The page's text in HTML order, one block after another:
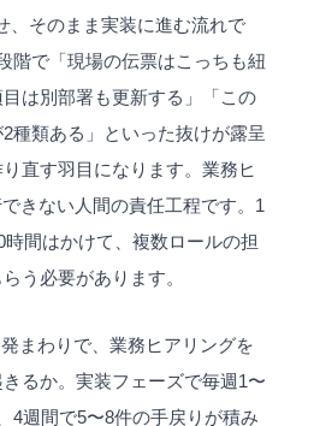
、そのまま実装に進む流れで
階で「現場の伝票はこっちも紐
は別部署も更新する」「この
種類ある」といった抜けが露呈
直す羽目になります。業務ヒ
きない人間の責任工程です。1
間はかけて、複数ロールの担
う必要があります。
まわりで、業務ヒアリングを
るか。実装フェーズで毎週1〜
4週間で5〜8件の手戻りが積み